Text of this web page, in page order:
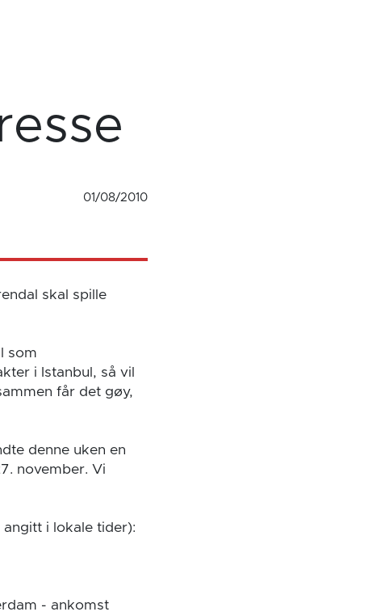
01/08/2010
skal spille
som
i Istanbul, så vil
får det gøy,
denne uken en
november. Vi
i lokale tider):
- ankomst